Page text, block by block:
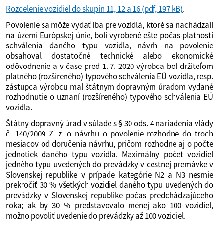
Rozdelenie vozidiel do skupín 11, 12 a 16(pdf, 197 kB).
Povolenie sa môže vydať iba pre vozidlá, ktoré sa nachádzali
na území Európskej únie, boli vyrobené ešte počas platnosti
schválenia daného typu vozidla, návrh na povolenie
obsahoval dostatočné technické alebo ekonomické
odôvodnenie a v čase pred 1. 7. 2020 výrobca bol držiteľom
platného (rozšíreného) typového schválenia EÚ vozidla, resp.
zástupca výrobcu mal štátnym dopravným úradom vydané
rozhodnutie o uznaní (rozšíreného) typového schválenia EÚ
vozidla.
Štátny dopravný úrad v súlade s § 30 ods. 4 nariadenia vlády
č. 140/2009 Z. z. o návrhu o povolenie rozhodne do troch
mesiacov od doručenia návrhu, pričom rozhodne aj o počte
jednotiek daného typu vozidla. Maximálny počet vozidiel
jedného typu uvedených do prevádzky v cestnej premávke v
Slovenskej republike v prípade kategórie N2 a N3 nesmie
prekročiť 30 % všetkých vozidiel daného typu uvedených do
prevádzky v Slovenskej republike počas predchádzajúceho
roka; ak by 30 % predstavovalo menej ako 100 vozidiel,
možno povoliť uvedenie do prevádzky až 100 vozidiel.